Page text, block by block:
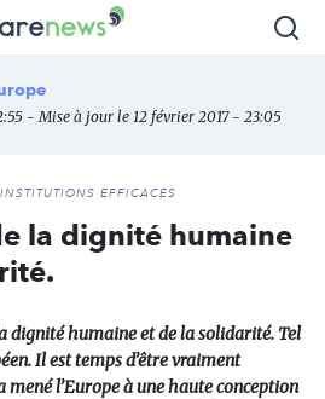
- Mise à jour le 12 février 2017 - 23:05
EFFICACES
la dignité humaine
humaine et de la solidarité. Tel
Il est temps d’être vraiment
mené l’Europe à une haute conception